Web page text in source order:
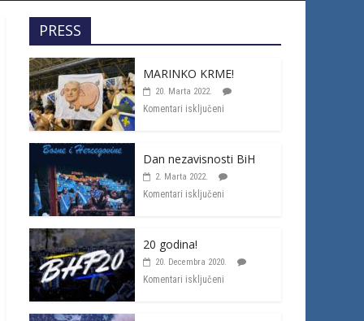
PRESS
MARINKO KRME!
20. Marta 2022.
Komentari isključeni
Dan nezavisnosti BiH
2. Marta 2022.
Komentari isključeni
20 godina!
20. Decembra 2020.
Komentari isključeni